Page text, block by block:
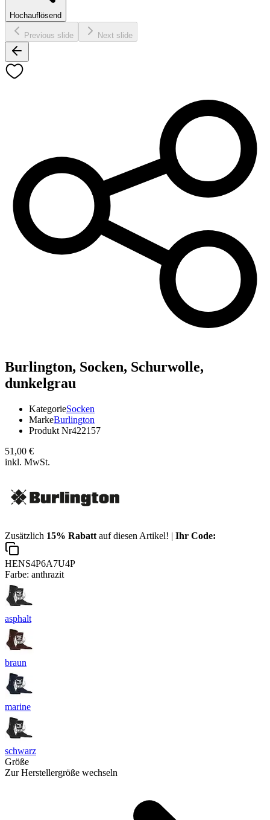
Hochauflösend
Previous slide Next slide
Burlington, Socken, Schurwolle,
dunkelgrau
KategorieSocken
MarkeBurlington
Produkt Nr422157
51,00 €
inkl. MwSt.
Zusätzlich 15% Rabatt auf diesen Artikel! | Ihr Code:
HENS4P6A7U4P
Farbe: anthrazit
asphalt
braun
marine
schwarz
Größe
Zur Herstellergröße wechseln